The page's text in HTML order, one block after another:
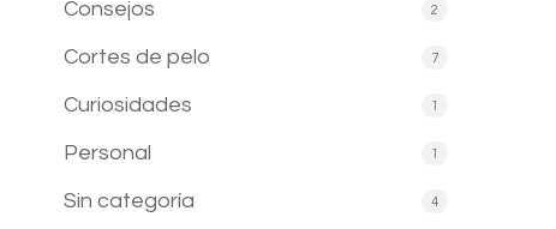
Consejos 2
Cortes de pelo 7
Curiosidades 1
Personal 1
Sin categoría 4